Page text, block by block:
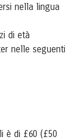
nella lingua
di età
nelle seguenti
è di £60 (£50